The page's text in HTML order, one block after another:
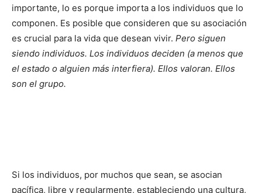
importante, lo es porque importa a los individuos que lo
componen. Es posible que consideren que su asociación
es crucial para la vida que desean vivir. Pero siguen
siendo individuos. Los individuos deciden (a menos que
el estado o alguien más interfiera). Ellos valoran. Ellos
son el grupo.
Si los individuos, por muchos que sean, se asocian
pacífica, libre y regularmente, estableciendo una cultura,